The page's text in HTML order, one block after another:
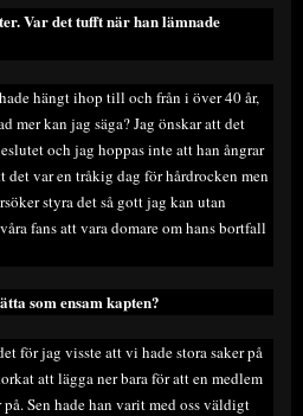
Var det tufft när han lämnade
hängt ihop till och från i över 40 år,
mer kan jag säga? Jag önskar att det
och jag hoppas inte att han ångrar
det var en tråkig dag för hårdrocken men
styra det så gott jag kan utan
fans att vara domare om hans bortfall
som ensam kapten?
för jag visste att vi hade stora saker på
att lägga ner bara för att en medlem
Sen hade han varit med oss väldigt